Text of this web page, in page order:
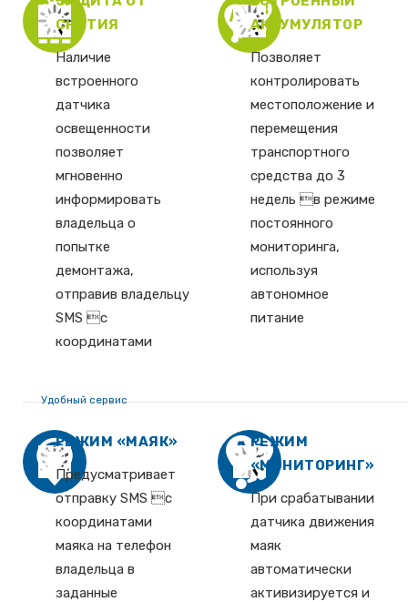
СНЯТИЯ
Наличие
встроенного
датчика
освещенности
позволяет
мгновенно
информировать
владельца о
попытке
демонтажа,
отправив владельцу
SMS с
координатами
АККУМУЛЯТОР
Позволяет
контролировать
местоположение и
перемещения
транспортного
средства до 3
недель в режиме
постоянного
мониторинга,
используя
автономное
питание
Удобный сервис
РЕЖИМ «МАЯК»
Предусматривает
отправку SMS с
координатами
маяка на телефон
владельца в
заданные
РЕЖИМ
«МОНИТОРИНГ»
При срабатывании
датчика движения
маяк
автоматически
активизируется и